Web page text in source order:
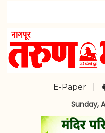
E-Paper
Sunday,